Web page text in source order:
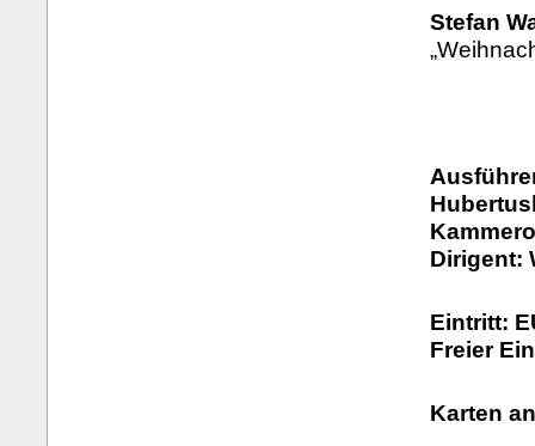
Stefan
Dirigent:
Eintritt:
Freier
Karten